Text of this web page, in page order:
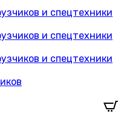
и спецтехники
и спецтехники
и спецтехники